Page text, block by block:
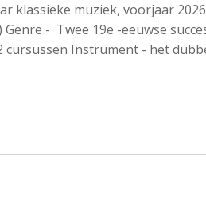
klassieke muziek, voorjaar
- Twee 19e -eeuwse
cursussen Instrument - het